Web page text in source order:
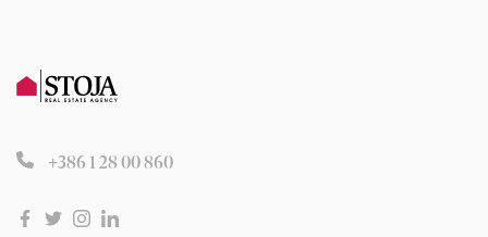
+386 1 28 00 860